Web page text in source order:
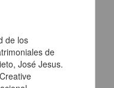
XIX el caso de
de los
de
José Jesus.